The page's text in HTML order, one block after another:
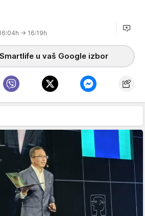
→ 16:19h
u vaš Google izbor